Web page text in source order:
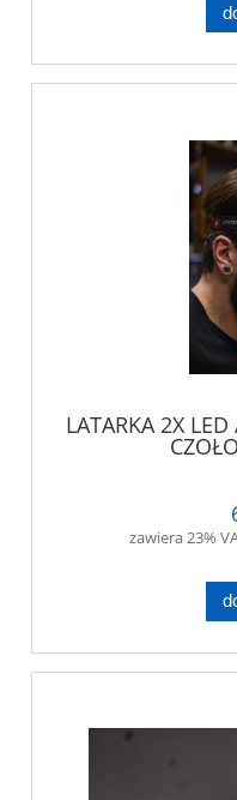
LATARKA 2X
zawiera 23%